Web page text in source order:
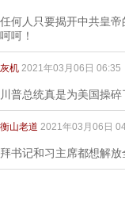
任何人只要揭开中共皇
呵呵！
灰机 2021年03月06日 06:35
川普总统真是为美国操
衡山老道 2021年03月06日
拜书记和习主席都想解放